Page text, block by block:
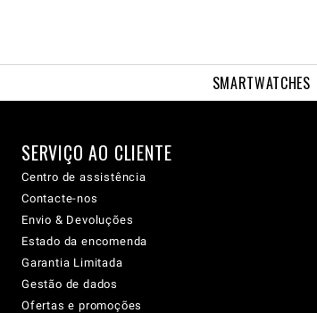
SMARTWATCHES
SERVIÇO AO CLIENTE
Centro de assistência
Contacte-nos
Envio & Devoluções
Estado da encomenda
Garantia Limitada
Gestão de dados
Ofertas e promoções